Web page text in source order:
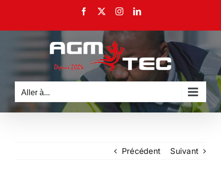
contenu
Facebook InstagramLinkedIn
Aller à...
Précédent Suivant